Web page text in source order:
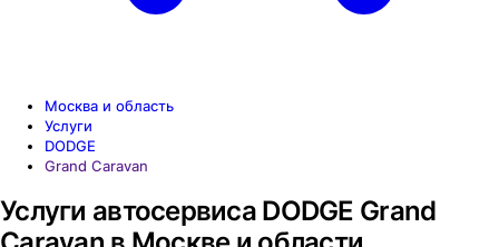
Москва и область
Услуги
DODGE
Grand Caravan
Услуги автосервиса DODGE Grand